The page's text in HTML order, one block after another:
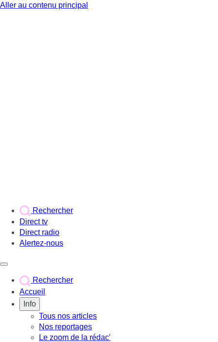
Aller au contenu principal
Rechercher
Direct tv
Direct radio
Alertez-nous
Rechercher
Accueil
Info
Tous nos articles
Nos reportages
Le zoom de la rédac'